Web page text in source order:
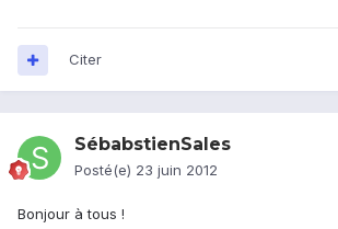
Citer
SébabstienSales
Posté(e) 23 juin 2012
Bonjour à tous !